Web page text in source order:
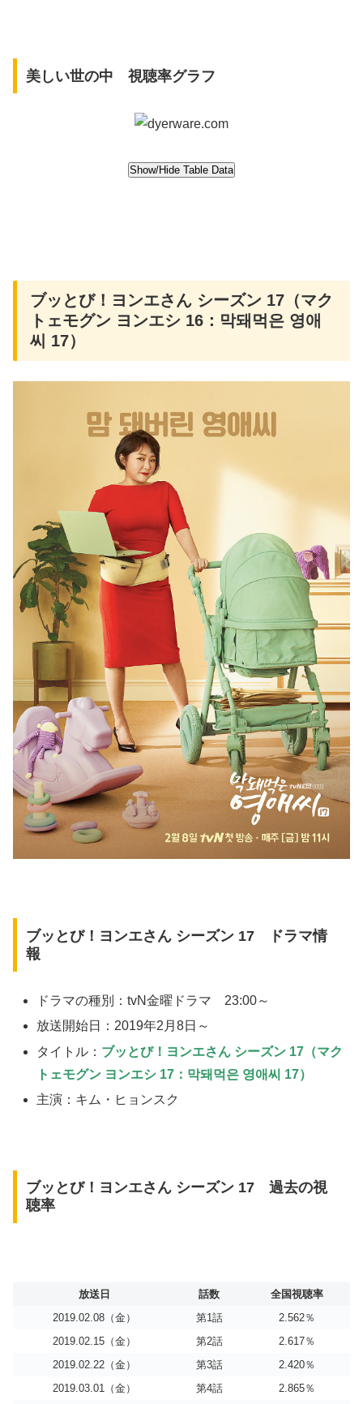
美しい世の中 視聴率グラフ
ブッとび！ヨンエさん シーズン 17（マク
トェモグン ヨンエシ 16：막돼먹은 영애
씨 17）
ブッとび！ヨンエさん シーズン 17 ドラマ情
報
ドラマの種別：tvN金曜ドラマ 23:00～
放送開始日：2019年2月8日～
タイトル： ブッとび！ヨンエさん シーズン 17（マク
トェモグン ヨンエシ 17：막돼먹은 영애씨 17）
主演：キム・ヒョンスク
ブッとび！ヨンエさん シーズン 17 過去の視
聴率
放送日 話数
全国視聴率
2019.02.08（金）
第1話
2.562％
2019.02.15（金）
第2話
2.617％
2019.02.22（金）
第3話
2.420％
2019.03.01（金）
第4話
2.865％